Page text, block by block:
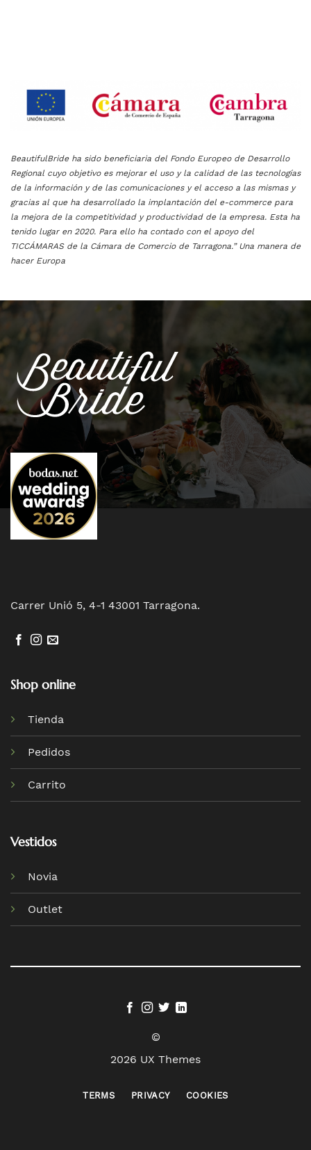
BeautifulBride ha sido beneficiaria del Fondo Europeo de Desarrollo
Regional cuyo objetivo es mejorar el uso y la calidad de las tecnologías
de la información y de las comunicaciones y el acceso a las mismas y
gracias al que ha desarrollado la implantación del e-commerce para
la mejora de la competitividad y productividad de la empresa. Esta ha
tenido lugar en 2020. Para ello ha contado con el apoyo del
TICCÁMARAS de la Cámara de Comercio de Tarragona.” Una manera de
hacer Europa
Carrer Unió 5, 4-1 43001 Tarragona.
Shop online
Tienda
Pedidos
Carrito
Vestidos
Novia
Outlet
©
2026 UX Themes
TERMS PRIVACY COOKIES